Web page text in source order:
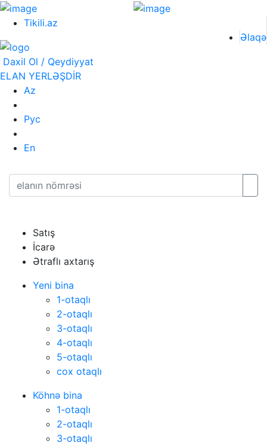
Tikili.az
Əlaqə
Daxil Ol / Qeydiyyat
ELAN YERLƏŞDİR
Az
Рус
En
Satış
İcarə
Ətraflı axtarış
Yeni bina
1-otaqlı
2-otaqlı
3-otaqlı
4-otaqlı
5-otaqlı
cox otaqlı
Köhnə bina
1-otaqlı
2-otaqlı
3-otaqlı